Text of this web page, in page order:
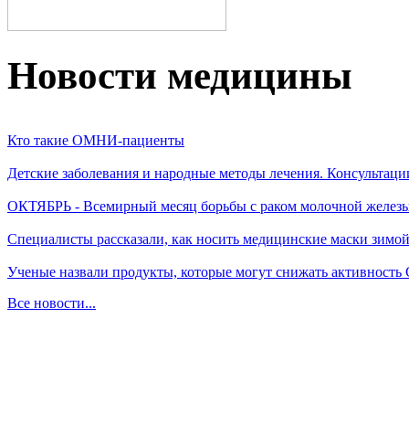
Новости медицины
Кто такие ОМНИ-пациенты
Детские заболевания и народные методы лечения.
ОКТЯБРЬ - Всемирный месяц борьбы с раком молочной
Специалисты рассказали, как носить медицинские маски зимой
Ученые назвали продукты, которые могут снижать
Все новости...